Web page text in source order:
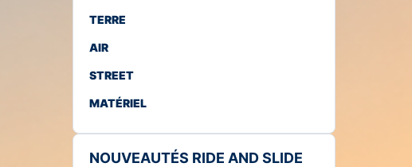
TERRE
AIR
STREET
MATÉRIEL
NOUVEAUTÉS RIDE AND SLIDE